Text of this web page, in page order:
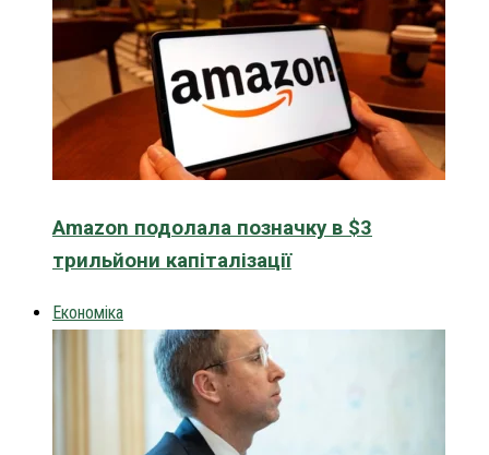
Amazon подолала позначку в $3
трильйони капіталізації
Економіка